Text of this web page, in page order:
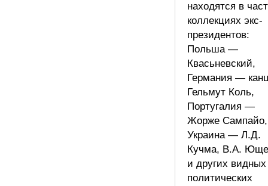
находятся в
коллекциях экс-
президентов:
Польша —
Квасьневский,
Германия —
Гельмут Коль,
Португалия —
Жорже Сампайо,
Украина — Л.Д.
Кучма, В.А.
и других видных
политических